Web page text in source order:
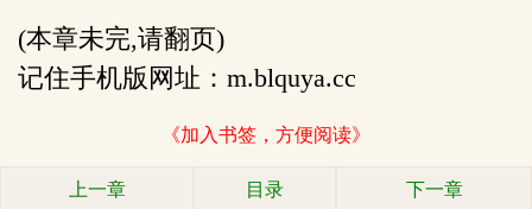
(本章未完,请翻页)
记住手机版网址：m.blquya.cc
《加入书签，方便阅读》
上一章 目录 下一章